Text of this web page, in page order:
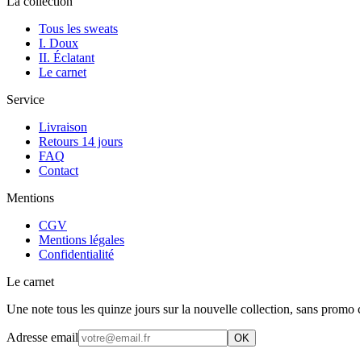
Tous les sweats
I. Doux
II. Éclatant
Le carnet
Service
Livraison
Retours 14 jours
FAQ
Contact
Mentions
CGV
Mentions légales
Confidentialité
Le carnet
Une note tous les quinze jours sur la nouvelle collection, sans
Adresse email OK